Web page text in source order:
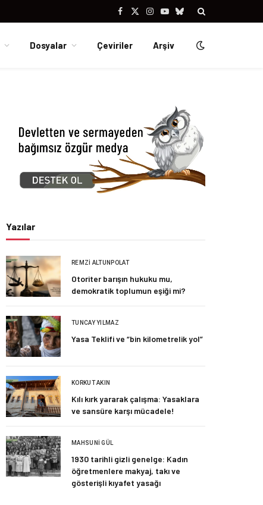
Facebook
X
Instagram
YouTubeBluesky
Dosyalar Çeviriler Arşiv
Yazılar
REMZI ALTUNPOLAT
Otoriter barışın hukuku mu,
demokratik toplumun eşiği mi?
TUNCAY YILMAZ
Yasa Teklifi ve “bin kilometrelik yol”
KORKUT AKIN
Kılı kırk yararak çalışma: Yasaklara
ve sansüre karşı mücadele!
MAHSUNI GÜL
1930 tarihli gizli genelge: Kadın
öğretmenlere makyaj, takı ve
gösterişli kıyafet yasağı